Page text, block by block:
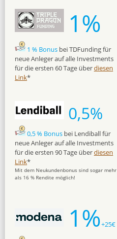
1%
1 % Bonus bei TDFunding für
neue Anleger auf alle Investments
für die ersten 60 Tage überdiesen
Link*
0,5%
0,5 % Bonus bei Lendiball für
neue Anleger auf alle Investments
für die ersten 90 Tage überdiesen
Link*
Mit dem Neukundenbonus sind sogar mehr
als 16 % Rendite möglich!
1%+25€